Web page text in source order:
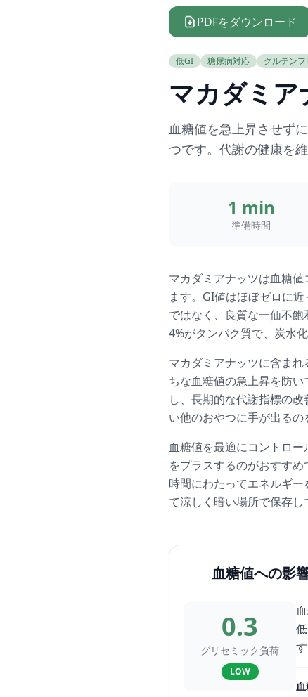
PDFをダウンロード
低GI 糖尿病対応 グルテンフ
マカダミ
血糖値を急上昇させず
つです。代謝の健康を
1 min
準備時間
マカダミアナッツは血糖
ます。GI値はほぼゼロに
ではなく、良質な一価不
4%がタンパク質で、炭水
マカダミアナッツに含ま
ちな血糖値の急上昇を防
し、長期的な代謝指標の
い他のおやつに手が出るの
血糖値を最適にコントロ
をプラスするのがおすす
時間にわたってエネルギ
て涼しく暗い場所で保存し
血糖値への影
0.3
グリセミック負荷
LOW
す